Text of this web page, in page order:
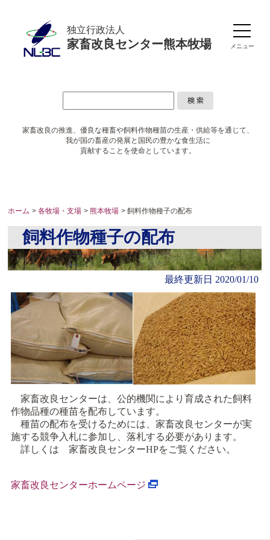
独立行政法人
家畜改良センター熊本牧場 メニュー
家畜改良の推進、優良な種畜や飼料作物種苗の生産・供給等を通じて、
我が国の畜産の発展と国民の豊かな食生活に
貢献することを使命としています。
ホーム >各牧場・支場 >熊本牧場 > 飼料作物種子の配布
飼料作物種子の配布
最終更新日 2020/01/10
家畜改良センターは、公的機関により育成された飼料
作物品種の種苗を配布しています。
種苗の配布を受けるためには、家畜改良センターが実
施する競争入札に参加し、落札する必要があります。
詳しくは 家畜改良センターHPをご覧ください。
家畜改良センターホームページ